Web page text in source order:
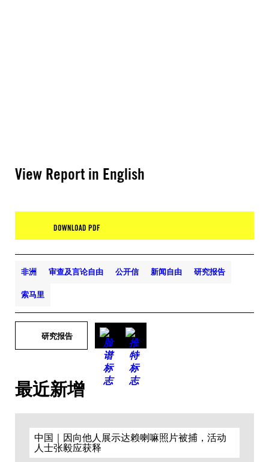
View Report in English
DOWNLOAD PDF
非洲 审查及言论自由 公开信 新闻自由 研究报告
索马里
研究报告
最近新增
中国｜因向他人展示达赖喇嘛照片被捕，活动
人士张毅应获释